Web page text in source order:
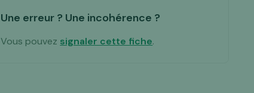
Une erreur ? Une incohérence ?
Vous pouvez signaler cette fiche.